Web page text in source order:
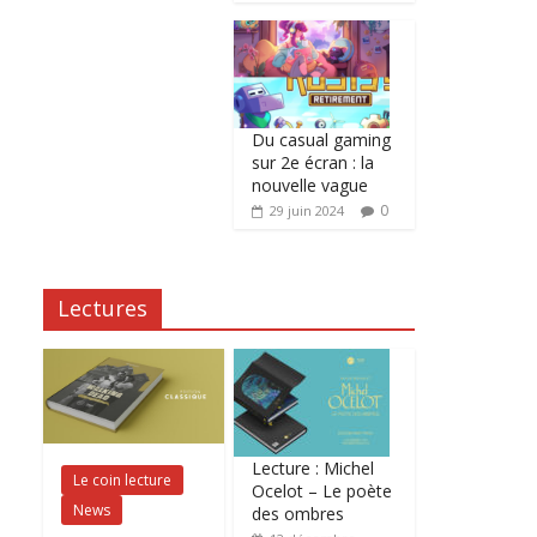
Du casual gaming
sur 2e écran : la
nouvelle vague
29 juin 2024 0
Lectures
Le coin lecture
News
Lecture : Michel
Ocelot – Le poète
des ombres